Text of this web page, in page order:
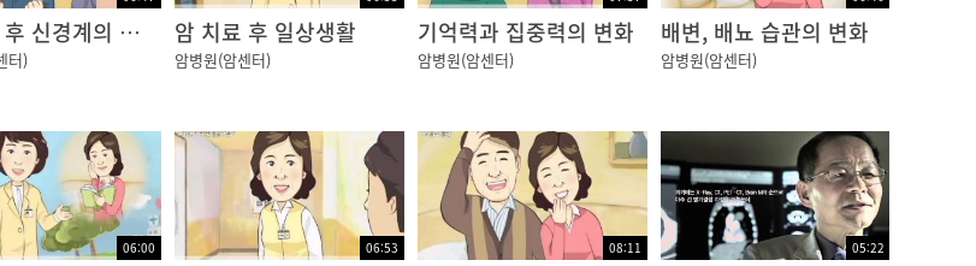
암 치료 후 신경계의 변화 (말초신경병증)
터)
암 치료 후 일상생활
암병원(암센터)
기억력과 집중력의 변화
암병원(암센터)
배변, 배뇨 습관의 변화
암병원(암센터)
06:00 06:53 08:11 05:22